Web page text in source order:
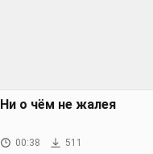
Ни о чём не жалея
00:38 511